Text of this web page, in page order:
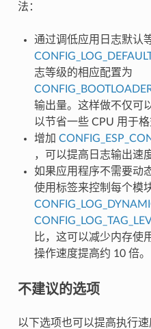
法：
通过调低应用日志默认
志等级的相应配置为
输出量。这样做不仅可
以节省一些 CPU 用于
增加
，可以提高日志输出速
如果应用程序不需要动
使用标签来控制每个模
比，这可以减少内存使
操作速度提高约 10 倍。
不建议的选项
以下选项也可以提高执行